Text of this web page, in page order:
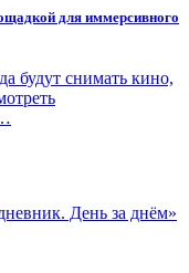
для иммерсивного
будут снимать кино,
День за днём»